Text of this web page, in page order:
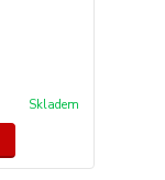
Skladem